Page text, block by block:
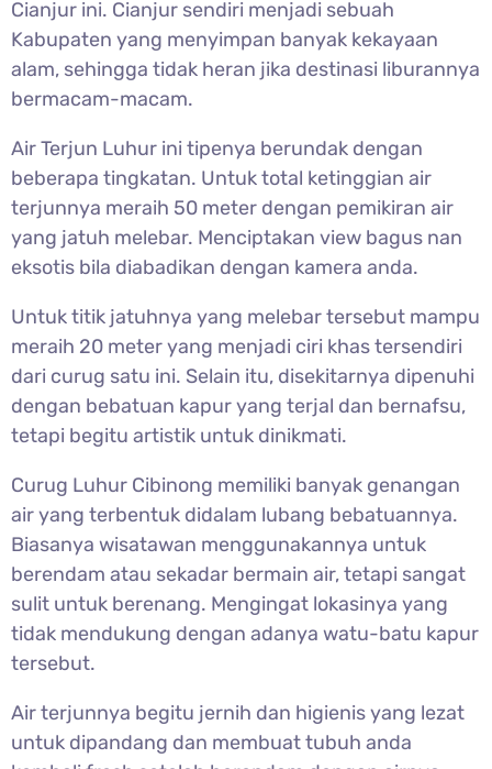
Cianjur ini. Cianjur sendiri menjadi sebuah
Kabupaten yang menyimpan banyak kekayaan
alam, sehingga tidak heran jika destinasi liburannya
bermacam-macam.
Air Terjun Luhur ini tipenya berundak dengan
beberapa tingkatan. Untuk total ketinggian air
terjunnya meraih 50 meter dengan pemikiran air
yang jatuh melebar. Menciptakan view bagus nan
eksotis bila diabadikan dengan kamera anda.
Untuk titik jatuhnya yang melebar tersebut mampu
meraih 20 meter yang menjadi ciri khas tersendiri
dari curug satu ini. Selain itu, disekitarnya dipenuhi
dengan bebatuan kapur yang terjal dan bernafsu,
tetapi begitu artistik untuk dinikmati.
Curug Luhur Cibinong memiliki banyak genangan
air yang terbentuk didalam lubang bebatuannya.
Biasanya wisatawan menggunakannya untuk
berendam atau sekadar bermain air, tetapi sangat
sulit untuk berenang. Mengingat lokasinya yang
tidak mendukung dengan adanya watu-batu kapur
tersebut.
Air terjunnya begitu jernih dan higienis yang lezat
untuk dipandang dan membuat tubuh anda